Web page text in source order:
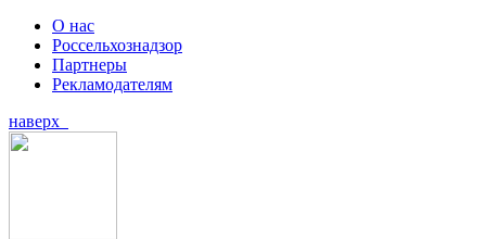
О нас
Россельхознадзор
Партнеры
Рекламодателям
наверх